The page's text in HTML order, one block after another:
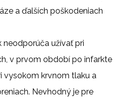
a ďalších poškodeniach
neodporúča užívať pri
v prvom období po infarkte
vysokom krvnom tlaku a
Nevhodný je pre